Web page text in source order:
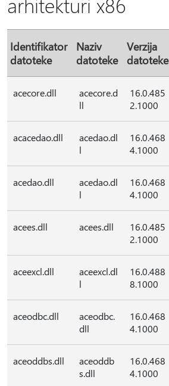
Identifikator
datoteke
Naziv
datoteke
Verzija
datoteke
acecore.dll
acecore.d
ll
16.0.485
2.1000
acacedao.dll
acedao.dl
l
16.0.468
4.1000
acedao.dll
acedao.dl
l
16.0.468
4.1000
acees.dll acees.dll
16.0.485
2.1000
aceexcl.dll
aceexcl.dl
l
16.0.488
8.1000
aceodbc.dll
aceodbc.
dll
16.0.468
4.1000
aceoddbs.dll
aceoddb
s.dll
16.0.468
4.1000